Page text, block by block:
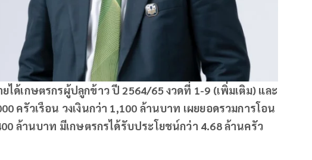
ได้เกษตรกรผู้ปลูกข้าว ปี 2564/65 งวดที่ 1-9 (เพิ่มเติม) และ
ครัวเรือน วงเงินกว่า 1,100 ล้านบาท เผยยอดรวมการโอน
ล้านบาท มีเกษตรกรได้รับประโยชน์กว่า 4.68 ล้านครัว